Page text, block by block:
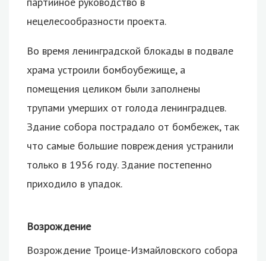
нецелесообразности проекта.
Во время ленинградской блокады в подвале
храма устроили бомбоубежище, а
помещения целиком были заполнены
трупами умерших от голода ленинградцев.
Здание собора пострадало от бомбежек, так
что самые большие повреждения устранили
только в 1956 году. Здание постепенно
приходило в упадок.
Возрождение
Возрождение Троице-Измайловского собора